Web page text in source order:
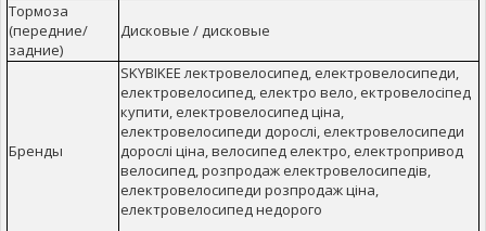
Тормоза
(передние/
задние)
Дисковые / дисковые
Бренды
SKYBIKEЕ лектровелосипед, електровелосипеди,
електровелосипед, електро вело, ектровелосіпед
купити, електровелосипед ціна,
електровелосипеди дорослі, електровелосипеди
дорослі ціна, велосипед електро, електропривод
велосипед, розпродаж електровелосипедів,
електровелосипеди розпродаж ціна,
електровелосипед недорого